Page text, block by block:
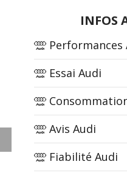
INFOS
Performances
Essai Audi
Avis Audi
Fiabilité Audi